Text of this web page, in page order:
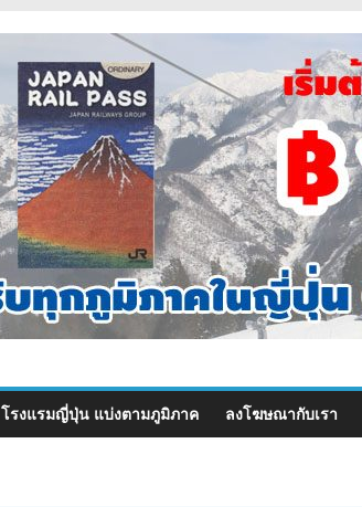
โรงแรมญี่ปุ่น แบ่งตามภูมิภาค ลงโฆษณากับเรา